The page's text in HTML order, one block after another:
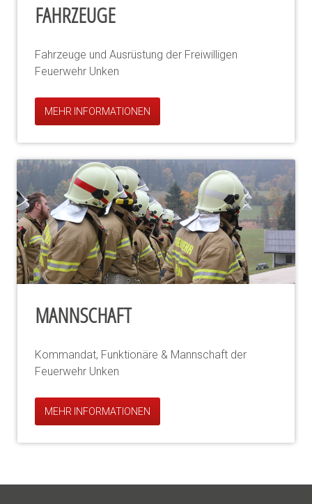
FAHRZEUGE
Fahrzeuge und Ausrüstung der Freiwilligen
Feuerwehr Unken
MEHR INFORMATIONEN
MANNSCHAFT
Kommandat, Funktionäre & Mannschaft der
Feuerwehr Unken
MEHR INFORMATIONEN